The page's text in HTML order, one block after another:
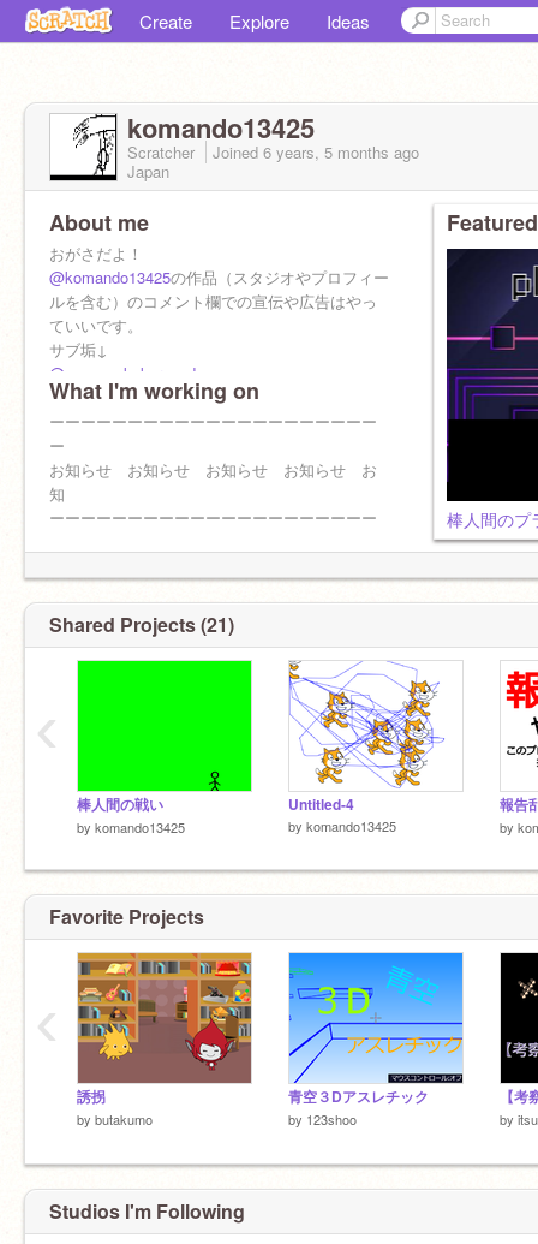
Create Explore Ideas
komando13425
Scratcher Joined 6 years, 5 months ago
Japan
About me
おがさだよ！
@komando13425の作品（スタジオやプロフィー
ルを含む）のコメント欄での宣伝や広告はやっ
ていいです。
サブ垢↓
@ogasanokakuregad
@oga_sa
@ogasadayo
リア友
@mikyan8
2
@mikyan8
What I'm working on
ーーーーーーーーーーーーーーーーーーーーー
ー
お知らせ お知らせ お知らせ お知らせ お
知
ーーーーーーーーーーーーーーーーーーーーー
棒人間のプ
Shared Projects (21)
棒人間の戦い
by komando13425
Untitled-4
by komando13425 by
‹
Favorite Projects
誘拐
by butakumo
青空３Dアスレチック
by 123shoo
【
by
‹
Studios I'm Following